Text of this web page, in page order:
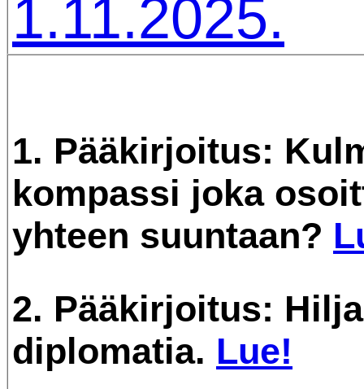
1.11.2025.
1. Pääkirjoitus:
kompassi joka
yhteen suuntaan?
2. Pääkirjoitus:
diplomatia. Lue!